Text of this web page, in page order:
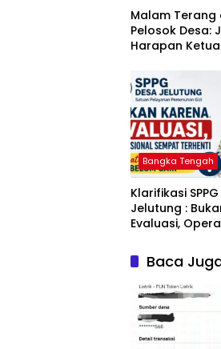
Malam Terang
Pelosok Desa:
Harapan Ketua
Babel
Bangka Tengah
‎Klarifikasi
Jelutung :
Evaluasi,
Dana Banper
Baca